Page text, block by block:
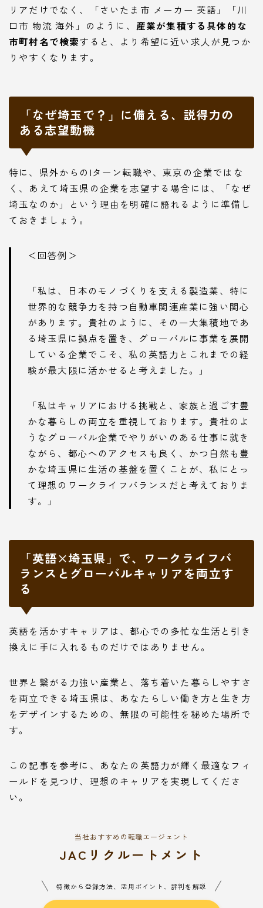
リアだけでなく、「さいたま市 メーカー 英語」「川
口市 物流 海外」のように、 産業が集積する具体的な
市町村名で検索すると、より希望に近い求人が見つか
りやすくなります。
「なぜ埼玉で？」に備える、説得力の
ある志望動機
特に、県外からのIターン転職や、東京の企業ではな
く、あえて埼玉県の企業を志望する場合には、「なぜ
埼玉なのか」という理由を明確に語れるように準備し
ておきましょう。
＜回答例＞
「私は、日本のモノづくりを支える製造業、特に
世界的な競争力を持つ自動車関連産業に強い関心
があります。貴社のように、その一大集積地であ
る埼玉県に拠点を置き、グローバルに事業を展開
している企業でこそ、私の英語力とこれまでの経
験が最大限に活かせると考えました。」
「私はキャリアにおける挑戦と、家族と過ごす豊
かな暮らしの両立を重視しております。貴社のよ
うなグローバル企業でやりがいのある仕事に就き
ながら、都心へのアクセスも良く、かつ自然も豊
かな埼玉県に生活の基盤を置くことが、私にとっ
て理想のワークライフバランスだと考えておりま
す。」
「英語×埼玉県」で、ワークライフバ
ランスとグローバルキャリアを両立す
る
英語を活かすキャリアは、都心での多忙な生活と引き
換えに手に入れるものだけではありません。
世界と繋がる力強い産業と、落ち着いた暮らしやすさ
を両立できる埼玉県は、あなたらしい働き方と生き方
をデザインするための、無限の可能性を秘めた場所で
す。
この記事を参考に、あなたの英語力が輝く最適なフィ
ールドを見つけ、理想のキャリアを実現してくださ
い。
当社おすすめの転職エージェント
JACリクルートメント
特徴から登録方法、活用ポイント、評判を解説